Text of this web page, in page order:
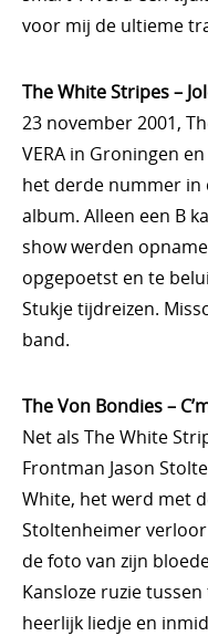
voor mij de ultieme
The White Stripes –
23 november 2001,
VERA in Groningen
het derde nummer in
album. Alleen een B
show werden
opgepoetst en te
Stukje tijdreizen.
band.
The Von Bondies –
Net als The White
Frontman Jason
White, het werd met
Stoltenheimer
de foto van zijn
Kansloze ruzie
heerlijk liedje en